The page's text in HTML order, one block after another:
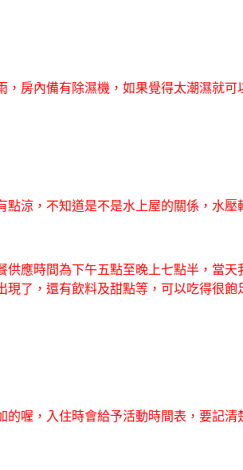
房內備有除濕機，如果覺得太潮濕就可
涼，不知道是不是水上屋的關係，水壓
應時間為下午五點至晚上七點半，當天
了，還有飲料及甜點等，可以吃得很飽
的喔，入住時會給予活動時間表，要記